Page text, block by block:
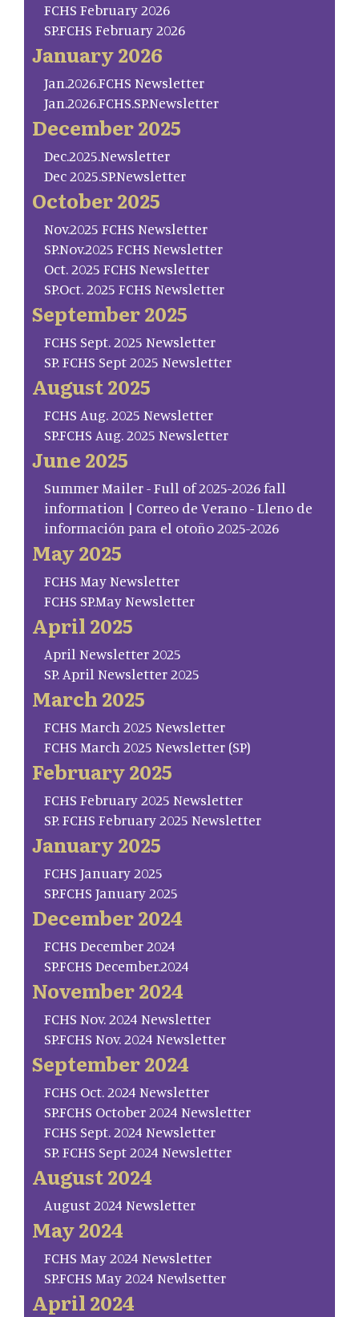
FCHS February 2026
SP.FCHS February 2026
January 2026
Jan.2026.FCHS Newsletter
Jan.2026.FCHS.SP.Newsletter
December 2025
Dec.2025.Newsletter
Dec 2025.SP.Newsletter
October 2025
Nov.2025 FCHS Newsletter
SP.Nov.2025 FCHS Newsletter
Oct. 2025 FCHS Newsletter
SP.Oct. 2025 FCHS Newsletter
September 2025
FCHS Sept. 2025 Newsletter
SP. FCHS Sept 2025 Newsletter
August 2025
FCHS Aug. 2025 Newsletter
SP.FCHS Aug. 2025 Newsletter
June 2025
Summer Mailer - Full of 2025-2026 fall
information | Correo de Verano - Lleno de
información para el otoño 2025-2026
May 2025
FCHS May Newsletter
FCHS SP.May Newsletter
April 2025
April Newsletter 2025
SP. April Newsletter 2025
March 2025
FCHS March 2025 Newsletter
FCHS March 2025 Newsletter (SP)
February 2025
FCHS February 2025 Newsletter
SP. FCHS February 2025 Newsletter
January 2025
FCHS January 2025
SP.FCHS January 2025
December 2024
FCHS December 2024
SP.FCHS December.2024
November 2024
FCHS Nov. 2024 Newsletter
SP.FCHS Nov. 2024 Newsletter
September 2024
FCHS Oct. 2024 Newsletter
SP.FCHS October 2024 Newsletter
FCHS Sept. 2024 Newsletter
SP. FCHS Sept 2024 Newsletter
August 2024
August 2024 Newsletter
May 2024
FCHS May 2024 Newsletter
SP.FCHS May 2024 Newlsetter
April 2024